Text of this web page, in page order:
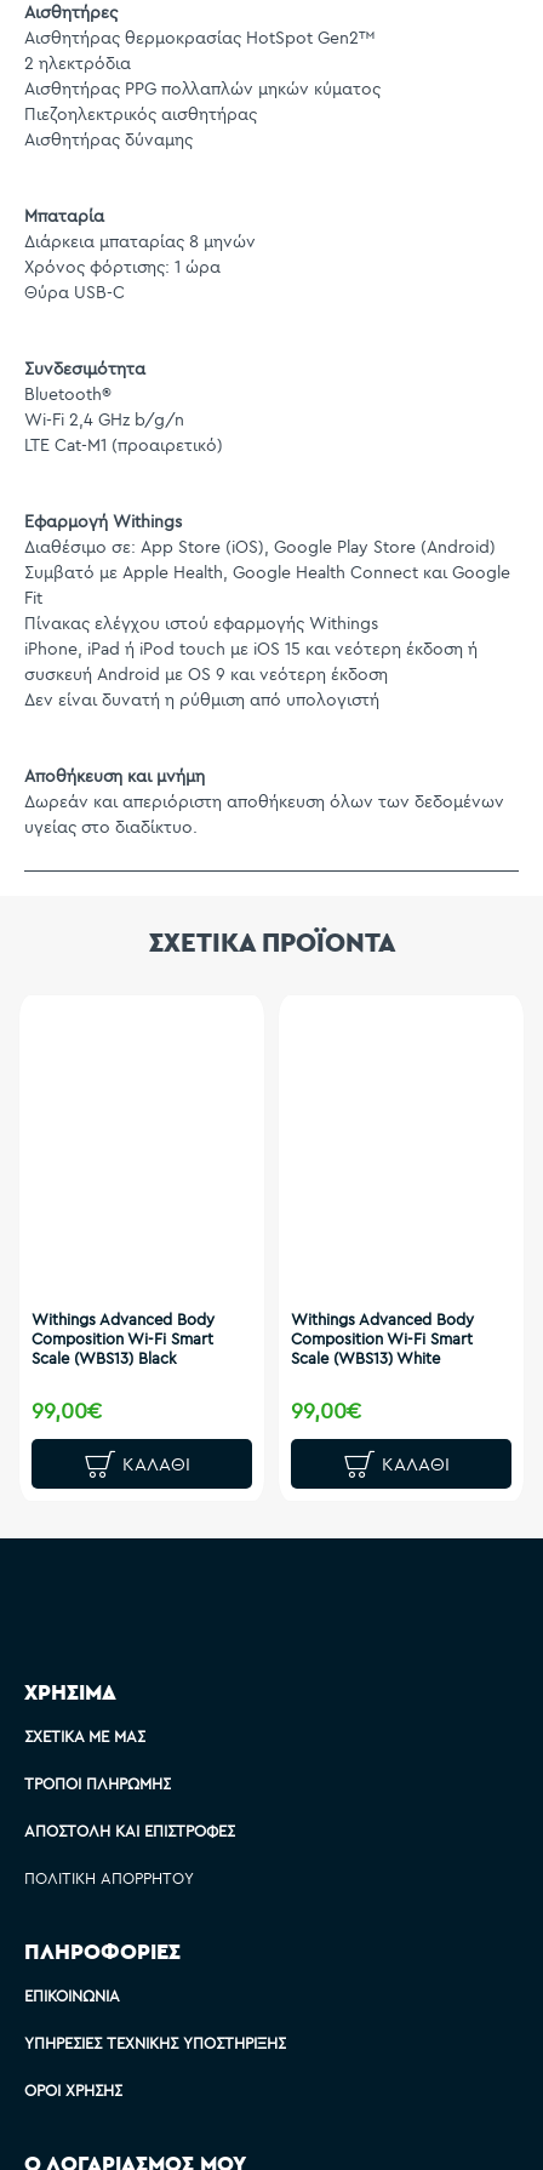
Αισθητήρες
Αισθητήρας θερμοκρασίας HotSpot Gen2™
2 ηλεκτρόδια
Αισθητήρας PPG πολλαπλών μηκών κύματος
Πιεζοηλεκτρικός αισθητήρας
Αισθητήρας δύναμης
Μπαταρία
Διάρκεια μπαταρίας 8 μηνών
Χρόνος φόρτισης: 1 ώρα
Θύρα USB-C
Συνδεσιμότητα
Bluetooth®
Wi-Fi 2,4 GHz b/g/n
LTE Cat-M1 (προαιρετικό)
Εφαρμογή Withings
Διαθέσιμο σε: App Store (iOS), Google Play Store (Android)
Συμβατό με Apple Health, Google Health Connect και Google
Fit
Πίνακας ελέγχου ιστού εφαρμογής Withings
iPhone, iPad ή iPod touch με iOS 15 και νεότερη έκδοση ή
συσκευή Android με OS 9 και νεότερη έκδοση
Δεν είναι δυνατή η ρύθμιση από υπολογιστή
Αποθήκευση και μνήμη
Δωρεάν και απεριόριστη αποθήκευση όλων των δεδομένων
υγείας στο διαδίκτυο.
ΣΧΕΤΙΚΑ ΠΡΟΪΟΝΤΑ
Withings Advanced Body
Composition Wi-Fi Smart
Scale (WBS13) Black
99,00€
ΚΑΛΆΘΙ
Withings Advanced Body
Composition Wi-Fi Smart
Scale (WBS13) White
99,00€
ΚΑΛΆΘΙ
ΧΡΗΣΙΜΑ
ΣΧΕΤΙΚΆ ΜΕ ΜΑΣ
ΤΡΌΠΟΙ ΠΛΗΡΩΜΉΣ
ΑΠΟΣΤΟΛΉ ΚΑΙ ΕΠΙΣΤΡΟΦΈΣ
ΠΟΛΙΤΙΚΉ ΑΠΟΡΡΉΤΟΥ
ΠΛΗΡΟΦΟΡΙΕΣ
ΕΠΙΚΟΙΝΩΝΊΑ
ΥΠΗΡΕΣΊΕΣ ΤΕΧΝΙΚΉΣ ΥΠΟΣΤΉΡΙΞΗΣ
ΌΡΟΙ ΧΡΉΣΗΣ
Ο ΛΟΓΑΡΙΑΣΜΟΣ ΜΟΥ